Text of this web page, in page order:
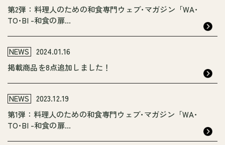
第2弾：料理人のための和食専門ウェブ･マガジン「WA･
TO･BI -和食の扉...
NEWS
2024.01.16
掲載商品を8点追加しました！
NEWS
2023.12.19
第1弾：料理人のための和食専門ウェブ･マガジン「WA･
TO･BI -和食の扉...